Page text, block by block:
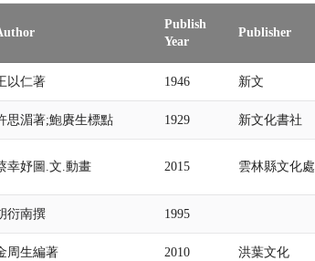
Publish
Year
Publisher
以仁著 1946 新文
思湄著;鮑賡生標點 1929 新文化書社
幸妤圖.文.動畫 2015 雲林縣文化處
衍南撰 1995
周生編著 2010 洪葉文化